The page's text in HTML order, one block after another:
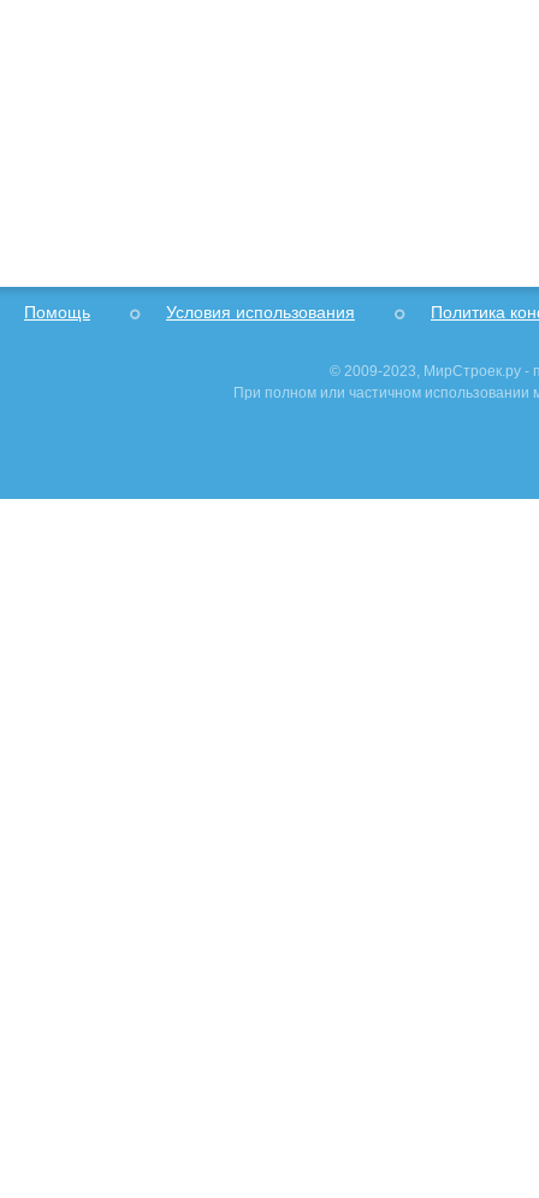
Помощь Условия использования Политика
© 2009-2023, МирСтроек.ру -
При полном или частичном использовании